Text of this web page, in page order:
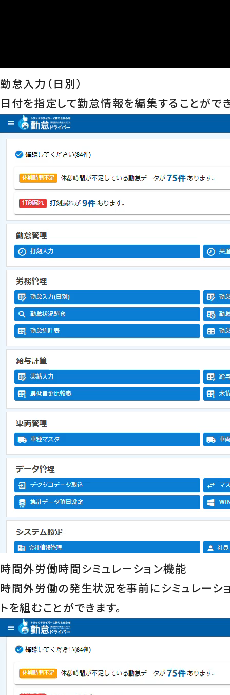
勤怠入力（日別）
日付を指定して勤怠情報を編集することができ
時間外労働時間シミュレーション機能
時間外労働の発生状況を事前にシミュレーシ
トを組むことができます。